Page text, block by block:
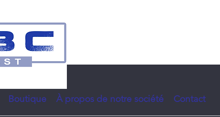
Boutique À propos de notre société Contact